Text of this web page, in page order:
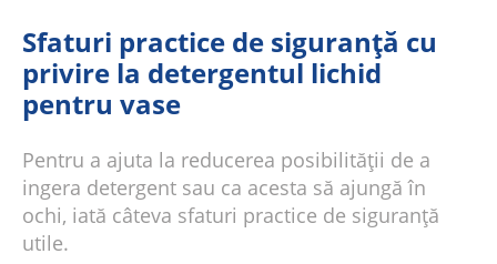
Sfaturi practice de siguranță cu
privire la detergentul lichid
pentru vase
Pentru a ajuta la reducerea posibilității de a
ingera detergent sau ca acesta să ajungă în
ochi, iată câteva sfaturi practice de siguranță
utile.